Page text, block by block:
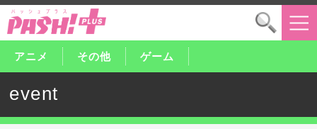
アニメ その他 ゲーム
event